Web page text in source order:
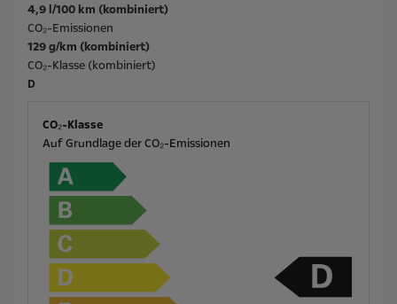
4,9 l/100 km (kombiniert)
CO₂-Emissionen
129 g/km (kombiniert)
CO₂-Klasse (kombiniert)
D
CO₂-Klasse
Auf Grundlage der CO₂-Emissionen